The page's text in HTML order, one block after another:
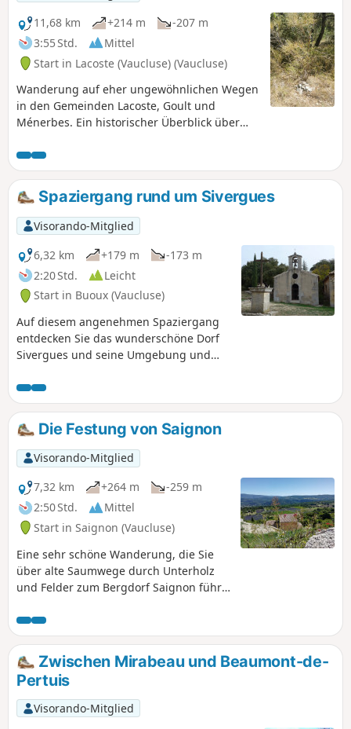
11,68 km
+214 m
-207 m
3:55 Std.
Mittel
Start in Lacoste (Vaucluse) (Vaucluse)
Wanderung auf eher ungewöhnlichen Wegen
in den Gemeinden Lacoste, Goult und
Ménerbes. Ein historischer Überblick über
ehemaliger Abtei und Schloss.
Spaziergang rund um Sivergues
Visorando-Mitglied
6,32 km
+179 m
-173 m
2:20 Std.
Leicht
Start in Buoux (Vaucluse)
Auf diesem angenehmen Spaziergang
entdecken Sie das wunderschöne Dorf
Sivergues und seine Umgebung und
Aiguebrun und die grandiose
Landschaft der Felsen von Buoux. Der
Spaziergang ist zu jeder Jahreszeit
möglich und für alle zugänglich.
Die Festung von Saignon
Visorando-Mitglied
7,32 km
+264 m
-259 m
2:50 Std.
Mittel
Start in Saignon (Vaucluse)
Eine sehr schöne Wanderung, die Sie
über alte Saumwege durch Unterholz
und Felder zum Bergdorf Saignon führt.
unglaubliches Panorama auf das Tal von
Apt, die Berge des Vaucluse und den
Mont Ventoux.
Zwischen Mirabeau und Beaumont-de-
Pertuis
Visorando-Mitglied